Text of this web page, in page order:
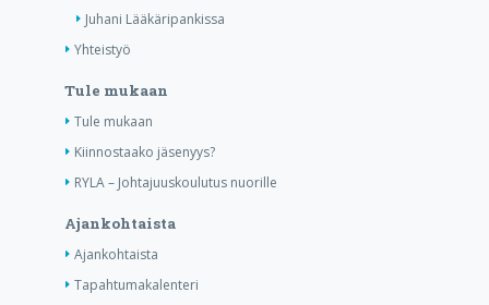
Juhani Lääkäripankissa
Yhteistyö
Tule mukaan
Tule mukaan
Kiinnostaako jäsenyys?
RYLA – Johtajuuskoulutus nuorille
Ajankohtaista
Ajankohtaista
Tapahtumakalenteri